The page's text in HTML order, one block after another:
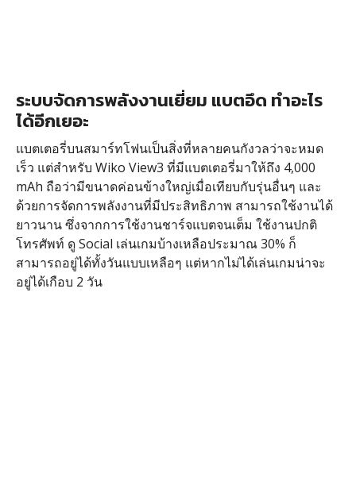
ระบบจัดการพลังงานเยี่ยม แบตอึด ทำอะไร
ได้อีกเยอะ
แบตเตอรี่บนสมาร์ทโฟนเป็นสิ่งที่หลายคนกังวลว่าจะหมด
เร็ว แต่สำหรับ Wiko View3 ที่มีแบตเตอรี่มาให้ถึง 4,000
mAh ถือว่ามีขนาดค่อนข้างใหญ่เมื่อเทียบกับรุ่นอื่นๆ และ
ด้วยการจัดการพลังงานที่มีประสิทธิภาพ สามารถใช้งานได้
ยาวนาน ซึ่งจากการใช้งานชาร์จแบตจนเต็ม ใช้งานปกติ
โทรศัพท์ ดู Social เล่นเกมบ้างเหลือประมาณ 30% ก็
สามารถอยู่ได้ทั้งวันแบบเหลือๆ แต่หากไม่ได้เล่นเกมน่าจะ
อยู่ได้เกือบ 2 วัน